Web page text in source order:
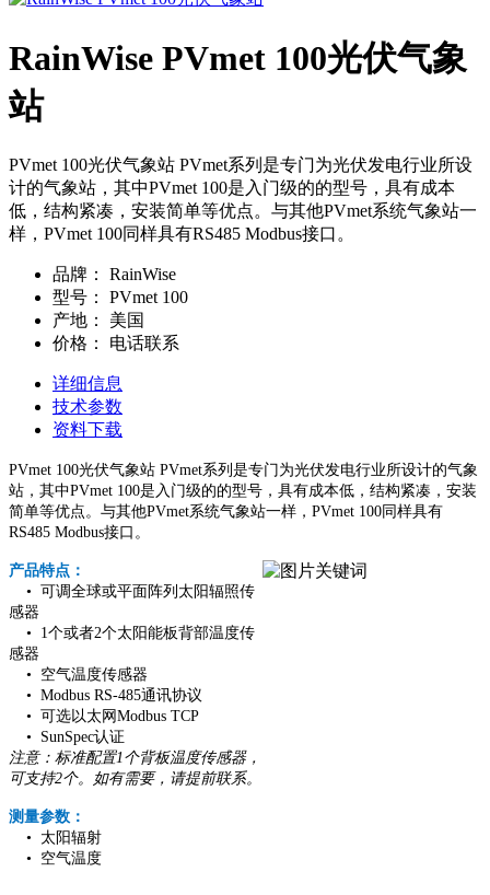
RainWise PVmet 100光伏气象
站
PVmet 100光伏气象站 PVmet系列是专门为光伏发电行业所设
计的气象站，其中PVmet 100是入门级的的型号，具有成本
低，结构紧凑，安装简单等优点。与其他PVmet系统气象站一
样，PVmet 100同样具有RS485 Modbus接口。
品牌：
RainWise
型号：
PVmet 100
产地：
美国
价格：
电话联系
详细信息
技术参数
资料下载
PVmet 100光伏气象站 PVmet系列是专门为光伏发电行业所设计的气象
站，其中PVmet 100是入门级的的型号，具有成本低，结构紧凑，安装
简单等优点。与其他PVmet系统气象站一样，PVmet 100同样具有
RS485 Modbus接口。
产品特点：
• 可调全球或平面阵列太阳辐照传
感器
• 1个或者2个太阳能板背部温度传
感器
• 空气温度传感器
• Modbus RS-485通讯协议
• 可选以太网Modbus TCP
• SunSpec认证
注意：标准配置1个背板温度传感器，
可支持2个。如有需要，请提前联系。
测量参数：
• 太阳辐射
• 空气温度